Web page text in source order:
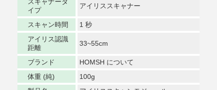
イプ
アイリススキャナー
スキャン時間
1 秒
アイリス認識
距離
33~55cm
ブランド
HOMSH について
体重 (純)
100g